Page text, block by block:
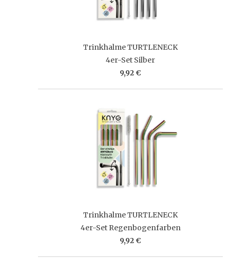
Trinkhalme TURTLENECK
4er-Set Silber
9,92 €
Trinkhalme TURTLENECK
4er-Set Regenbogenfarben
9,92 €